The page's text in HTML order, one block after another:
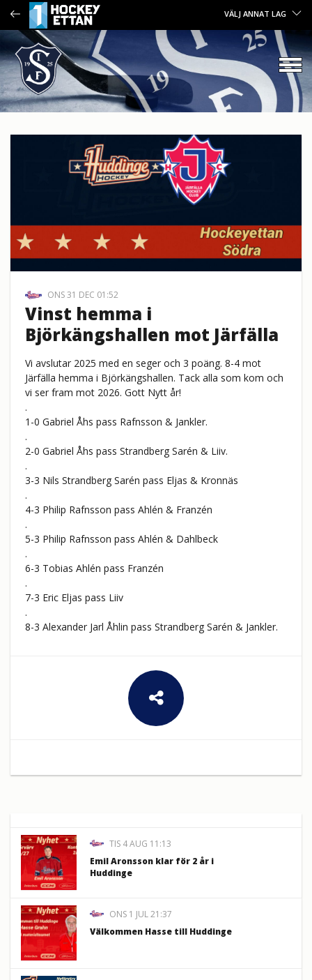
VÄLJ ANNAT LAG
ONS 31 DEC 01:52
Vinst hemma i
Björkängshallen mot Järfälla
Vi avslutar 2025 med en seger och 3 poäng. 8-4 mot
Järfälla hemma i Björkängshallen. Tack alla som kom och
vi ser fram mot 2026. Gott Nytt år!
.
1-0 Gabriel Åhs pass Rafnsson & Jankler.
.
2-0 Gabriel Åhs pass Strandberg Sarén & Liiv.
.
3-3 Nils Strandberg Sarén pass Eljas & Kronnäs
.
4-3 Philip Rafnsson pass Ahlén & Franzén
.
5-3 Philip Rafnsson pass Ahlén & Dahlbeck
.
6-3 Tobias Ahlén pass Franzén
.
7-3 Eric Eljas pass Liiv
.
8-3 Alexander Jarl Åhlin pass Strandberg Sarén & Jankler.
TIS 4 AUG 11:13
Emil Aronsson klar för 2 år i
Huddinge
ONS 1 JUL 21:37
Välkommen Hasse till Huddinge